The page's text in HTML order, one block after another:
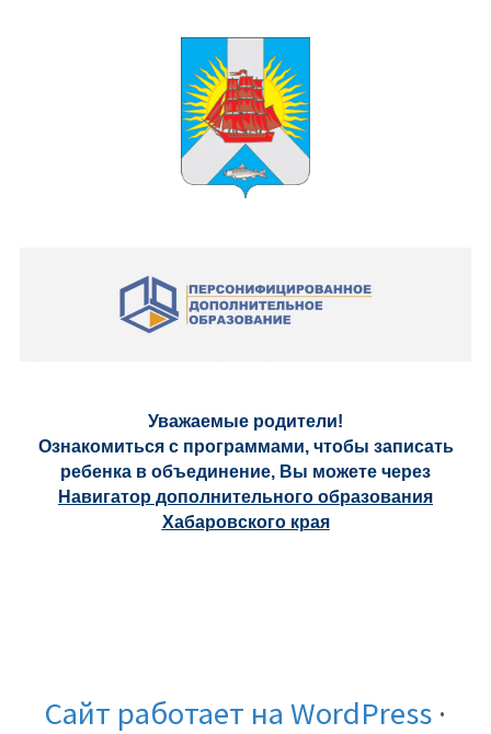
Уважаемые родители!
Ознакомиться с программами, чтобы записать
ребенка в объединение, Вы можете через
Навигатор дополнительного образования
Хабаровского края
Сайт работает на WordPress ·